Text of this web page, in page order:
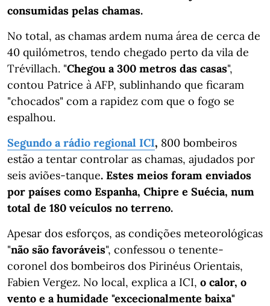
consumidas pelas chamas.
No total, as chamas ardem numa área de cerca de
40 quilómetros, tendo chegado perto da vila de
Trévillach. "Chegou a 300 metros das casas",
contou Patrice à AFP, sublinhando que ficaram
"chocados" com a rapidez com que o fogo se
espalhou.
Segundo a rádio regional ICI, 800 bombeiros
estão a tentar controlar as chamas, ajudados por
seis aviões-tanque. Estes meios foram enviados
por países como Espanha, Chipre e Suécia, num
total de 180 veículos no terreno.
Apesar dos esforços, as condições meteorológicas
"não são favoráveis", confessou o tenente-
coronel dos bombeiros dos Pirinéus Orientais,
Fabien Vergez. No local, explica a ICI, o calor, o
vento e a humidade "excecionalmente baixa"